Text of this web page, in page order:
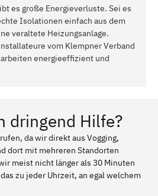
es große Energieverluste. Sei es
Isolationen einfach aus dem
veraltete Heizungsanlage.
vom Klempner Verband
energieeffizient und
dringend Hilfe?
da wir direkt aus Vogging,
dort mit mehreren Standorten
meist nicht länger als 30 Minuten
zu jeder Uhrzeit, an egal welchem